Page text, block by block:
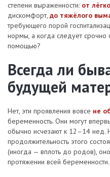
степени выраженности: от
дискомфорт, до тяжёлого
требующего порой
нормы, а когда следует срочно
помощью?
Всегда ли
будущей
Нет, эти проявления вовсе не
беременность. Они могут
обычно исчезают к 12–14 нед.
продолжительность этого
(иногда — вплоть до родов),
протяжении всей беременности.